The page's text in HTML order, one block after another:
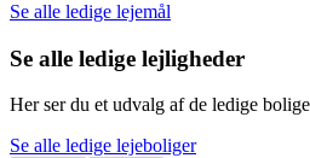
Se alle ledige lejemål
Se alle ledige lejligheder
Her ser du et udvalg af de ledige
Se alle ledige lejeboliger